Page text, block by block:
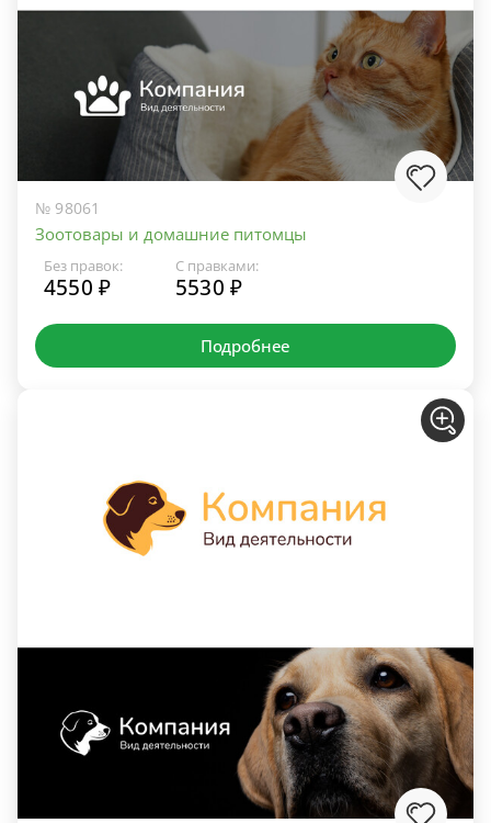
№ 98061
Зоотовары и домашние питомцы
Без правок:
4550 ₽
С правками:
5530 ₽
Подробнее